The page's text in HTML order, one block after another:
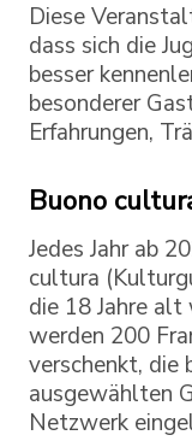
Diese
dass sich die
besser
besonderer
Erfahrungen,
Buono
Jedes Jahr ab
cultura
die 18 Jahre
werden 200
verschenkt, die
ausgewählten
Netzwerk